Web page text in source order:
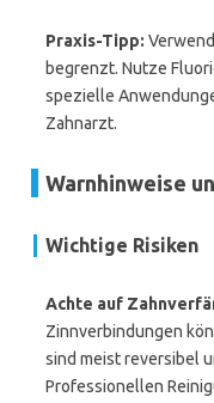
Praxis-Tipp:
begrenzt. Nutze
spezielle
Zahnarzt.
Warnhinweise
Wichtige Risiken
Achte auf
Zinnverbindungen
sind meist reversibel
Professionellen